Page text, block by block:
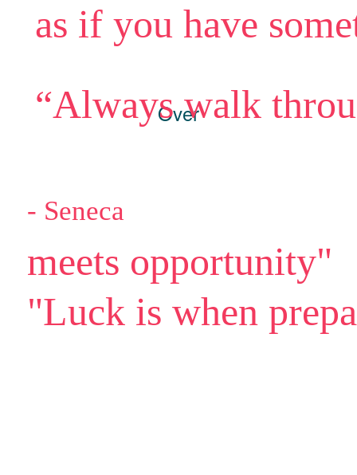
as if you have
“Always walk
- Seneca
meets opportunity"
"Luck is when
Over